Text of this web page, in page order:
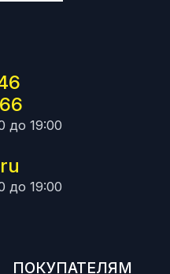
до 19:00
до 19:00
ПОКУПАТЕЛЯМ